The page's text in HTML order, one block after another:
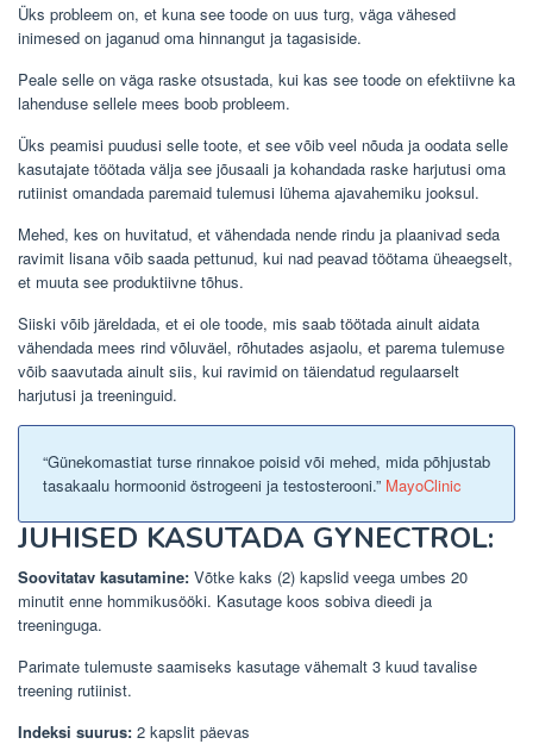
Üks probleem on, et kuna see toode on uus turg, väga vähesed
inimesed on jaganud oma hinnangut ja tagasiside.
Peale selle on väga raske otsustada, kui kas see toode on efektiivne ka
lahenduse sellele mees boob probleem.
Üks peamisi puudusi selle toote, et see võib veel nõuda ja oodata selle
kasutajate töötada välja see jõusaali ja kohandada raske harjutusi oma
rutiinist omandada paremaid tulemusi lühema ajavahemiku jooksul.
Mehed, kes on huvitatud, et vähendada nende rindu ja plaanivad seda
ravimit lisana võib saada pettunud, kui nad peavad töötama üheaegselt,
et muuta see produktiivne tõhus.
Siiski võib järeldada, et ei ole toode, mis saab töötada ainult aidata
vähendada mees rind võluväel, rõhutades asjaolu, et parema tulemuse
võib saavutada ainult siis, kui ravimid on täiendatud regulaarselt
harjutusi ja treeninguid.
“Günekomastiat turse rinnakoe poisid või mehed, mida põhjustab
tasakaalu hormoonid östrogeeni ja testosterooni.” MayoClinic
JUHISED KASUTADA GYNECTROL:
Soovitatav kasutamine: Võtke kaks (2) kapslid veega umbes 20
minutit enne hommikusööki. Kasutage koos sobiva dieedi ja
treeninguga.
Parimate tulemuste saamiseks kasutage vähemalt 3 kuud tavalise
treening rutiinist.
Indeksi suurus: 2 kapslit päevas